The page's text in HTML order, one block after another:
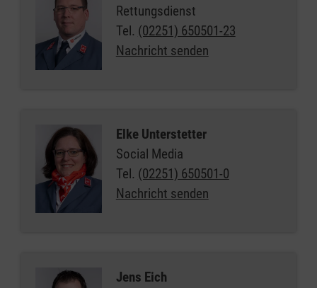
Rettungsdienst
Tel. (02251) 650501-23
Nachricht senden
Elke Unterstetter
Social Media
Tel. (02251) 650501-0
Nachricht senden
Jens Eich